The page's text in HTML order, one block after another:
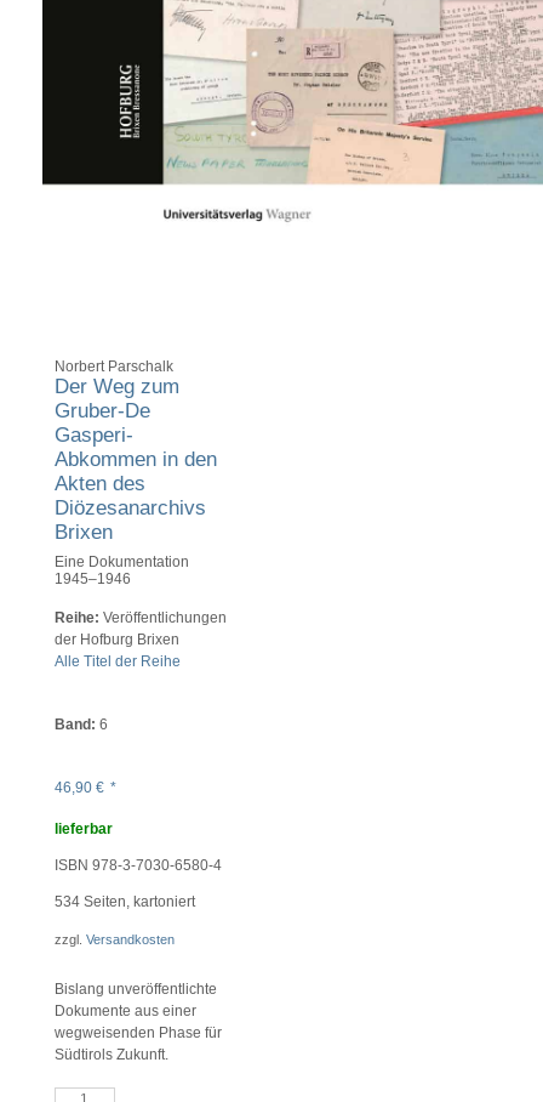
Norbert Parschalk
Der Weg zum
Gruber-De
Gasperi-
Abkommen in den
Akten des
Diözesanarchivs
Brixen
Eine Dokumentation
1945–1946
Reihe: Veröffentlichungen
der Hofburg Brixen
Alle Titel der Reihe
Band: 6
46,90 € *
lieferbar
ISBN 978-3-7030-6580-4
534 Seiten, kartoniert
zzgl. Versandkosten
Bislang unveröffentlichte
Dokumente aus einer
wegweisenden Phase für
Südtirols Zukunft.